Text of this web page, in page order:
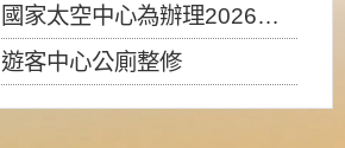
國家太空中心為辦理2026台灣盃火箭競賽，陸、海、空域警戒及協調相關事宜，因颱風備案事宜
遊客中心公廁整修